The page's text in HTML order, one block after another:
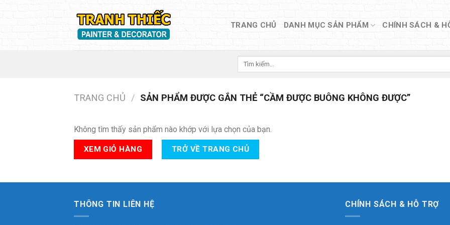
TRANG CHỦ DANH MỤC SẢN PHẨM CHÍNH SÁCH &
Tìm
TRANG CHỦ / SẢN PHẨM ĐƯỢC GẮN THẺ “CẦM ĐƯỢC BUÔNG KHÔNG ĐƯỢC”
Không tìm thấy sản phẩm nào khớp với lựa chọn của bạn.
XEM GIỎ HÀNG TRỞ VỀ TRANG CHỦ
THÔNG TIN LIÊN HỆ CHÍNH SÁCH & HỖ TRỢ